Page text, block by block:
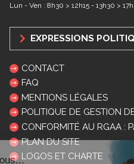
Lun - Ven : 8h30 > 12h15 - 13h30 >
EXPRESSIONS
CONTACT
FAQ
MENTIONS LÉGALES
POLITIQUE DE GESTION
CONFORMITÉ AU RGAA :
PLAN DU SITE
LOGOS ET CHARTE